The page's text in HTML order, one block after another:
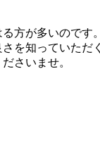
方が多いのです
を知っていただ
さいませ。